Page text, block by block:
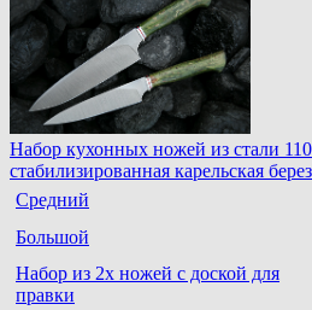
Набор кухонных ножей из стали
стабилизированная карельская
Средний
Большой
Набор из 2х ножей с доской для
правки